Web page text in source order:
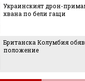
Украинският дрон-
хвана по бели гащи
Британска Колумбия
положение